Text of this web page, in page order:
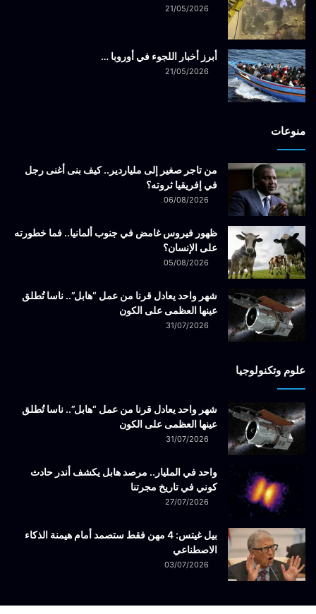
21/05/2026
أبرز أخبار اللجوء في أوروبا …
21/05/2026
منوعات
من تاجر صغير إلى ملياردير.. كيف بنى أغنى رجل
في إفريقيا ثروته؟
06/08/2026
ظهور فيروس غامض في جنوب ألمانيا.. فما خطورته
على الإنسان؟
05/08/2026
شهر واحد يعادل قرنا من عمل “هابل”.. ناسا تُطلق
عينها العظمى على الكون
31/07/2026
علوم وتكنولوجيا
شهر واحد يعادل قرنا من عمل “هابل”.. ناسا تُطلق
عينها العظمى على الكون
31/07/2026
واحد في المليار.. مرصد هابل يكشف أندر حادث
كوني في تاريخ مجرتنا
27/07/2026
بيل غيتس: 4 مهن فقط ستصمد أمام هيمنة الذكاء
الاصطناعي
03/07/2026